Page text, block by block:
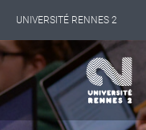
UNIVERSITÉ RENNES 2
INTERNATIONAL
LES NOUVELLES DE RENNES